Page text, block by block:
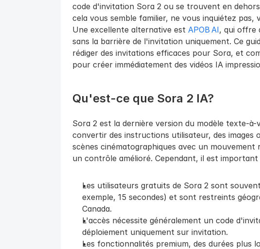
code d'invitation Sora 2 ou se trouvent en
cela vous semble familier, ne vous inquiétez pas,
Une excellente alternative est APOB AI, qui offre
sans la barrière de l'invitation uniquement. Ce
rédiger des invitations efficaces pour Sora, et
pour créer immédiatement des vidéos IA
Qu'est-ce que Sora 2 IA?
Sora 2 est la dernière version du modèle texte-
convertir des instructions utilisateur, des images
scènes cinématographiques avec un
un contrôle amélioré. Cependant, il est important
Les utilisateurs gratuits de Sora 2 sont
exemple, 15 secondes) et sont restreints
Canada.
L'accès nécessite généralement un code
déploiement uniquement sur invitation.
Les fonctionnalités premium, des durées plus